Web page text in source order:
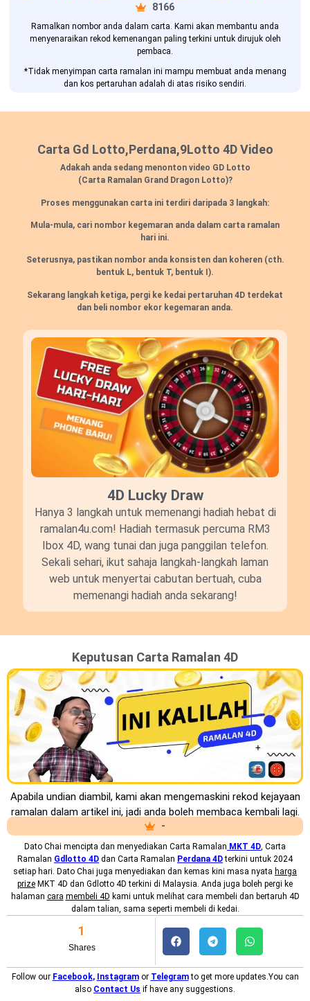
8166
Ramalkan nombor anda dalam carta. Kami akan membantu anda
menyenaraikan rekod kemenangan paling terkini untuk dirujuk oleh
pembaca.
*Tidak menyimpan carta ramalan ini mampu membuat anda menang
dan kos pertaruhan adalah di atas risiko sendiri.
Carta Gd Lotto,Perdana,9Lotto 4D Video
Adakah anda sedang menonton video GD Lotto
(Carta Ramalan Grand Dragon Lotto)?
Proses menggunakan carta ini terdiri daripada 3 langkah:
Mula-mula, cari nombor kegemaran anda dalam carta ramalan
hari ini.
Seterusnya, pastikan nombor anda konsisten dan koheren (cth.
bentuk L, bentuk T, bentuk I).
Sekarang langkah ketiga, pergi ke kedai pertaruhan 4D terdekat
dan beli nombor ekor kegemaran anda.
4D Lucky Draw​
Hanya 3 langkah untuk memenangi hadiah hebat di
ramalan4u.com! Hadiah termasuk percuma RM3
Ibox 4D, wang tunai dan juga panggilan telefon.
Sekali sehari, ikut sahaja langkah-langkah laman
web untuk menyertai cabutan bertuah, cuba
memenangi hadiah anda sekarang!
Keputusan Carta Ramalan 4D
Apabila undian diambil, kami akan mengemaskini rekod kejayaan
ramalan dalam artikel ini, jadi anda boleh membaca kembali lagi.
-
Dato Chai mencipta dan menyediakan Carta Ramalan MKT 4D, Carta
Ramalan Gdlotto 4D dan Carta Ramalan Perdana 4Dterkini untuk 2024
setiap hari. Dato Chai juga menyediakan dan kemas kini masa nyata harga
prize MKT 4D dan Gdlotto 4D terkini di Malaysia. Anda juga boleh pergi ke
halaman cara membeli 4D kami untuk melihat cara membeli dan bertaruh 4D
dalam talian, sama seperti membeli di kedai.
Shares
1
Follow our Facebook, Instagramor Telegramto get more updates.You can
also Contact Us if have any suggestions.